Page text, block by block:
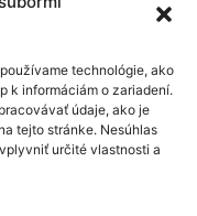
technológie, ako
k informáciám o zariadení.
údaje, ako je
tejto stránke. Nesúhlas
určité vlastnosti a
a skúsenosti
programoch
a
na našej